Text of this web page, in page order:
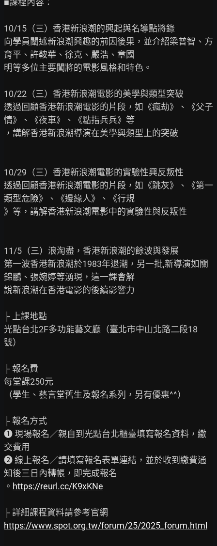
■課程內容：
10/15（三）香港新浪潮的興起與名導點將錄
向學員闡述新浪潮興趣的前因後果，並介紹梁普智、方
育平、許鞍華、徐克、嚴浩、章國
明等多位主要闖將的電影風格和特色。
10/22（三）香港新浪潮電影的美學與類型突破
透過回顧香港新浪潮電影的片段，如《瘋劫》、《父子
情》、《夜車》、《點指兵兵》等
，講解香港新浪潮導演在美學與類型上的突破
10/29（三）香港新浪潮電影的實驗性興反叛性
透過回顧香港新浪潮電影的片段，如《跳灰》、《第一
類型危險》、《邊緣人》、《行規
》等，講解香港新浪潮電影中的實驗性與反叛性
11/5（三）浪淘盡，香港新浪潮的餘波與發展
第一波香港新浪潮於1983年退潮，另一批,新導演如關
錦鵬、張婉婷等湧現，這一課會解
說新浪潮在香港電影的後續影響力
├ 上課地點
光點台北2F多功能藝文廳（臺北市中山北路二段18
號）
├ 報名費
每堂課250元
（學生、藝言堂舊生及報名系列，另有優惠^^）
├ 報名方式
❶ 現場報名／親自到光點台北櫃臺填寫報名資料，繳
交費用
❷ 線上報名／請填寫報名表單連結，並於收到繳費通
知後三日內轉帳，即完成報名
。 https://reurl.cc/K9xKNe
https://www.spot.org.tw/forum/25/2025_forum.html